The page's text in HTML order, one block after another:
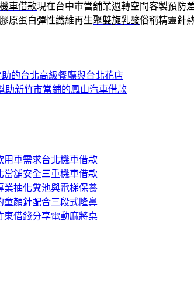
車借款現在台中市當舖業週轉空間客製預防
原蛋白彈性纖維再生聚雙旋乳酸俗稱精靈針
的台北高級餐廳與台北花店
助新竹市當鋪的鳳山汽車借款
用車需求台北機車借款
當舖安全三重機車借款
業抽化糞池與電梯保養
童顏針配合三段式隆鼻
東借錢分享電動麻將桌